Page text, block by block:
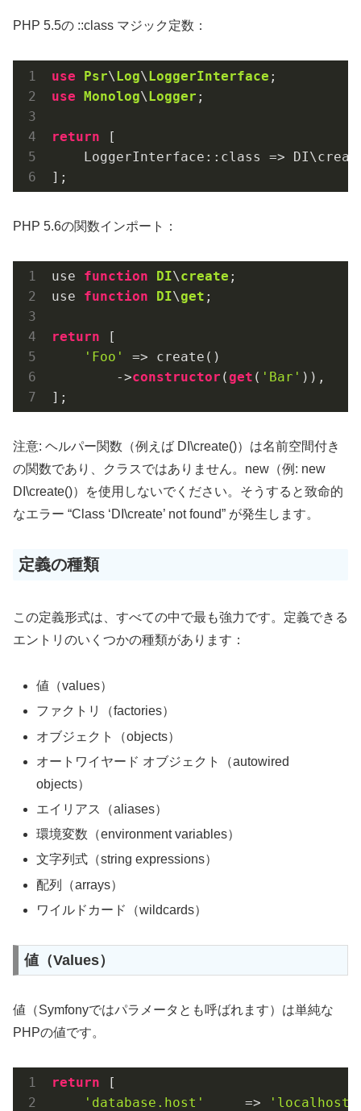
PHP 5.5の ::class マジック定数：
use Psr\Log\LoggerInterface
use Monolog\Logger ;
return [
LoggerInterface::class =>
];
PHP 5.6の関数インポート：
use function DI\create ;
use function DI\get ;
return [
'Foo'
=> create()
        ->
constructor (get ( 'Bar' ) ),
];
注意: ヘルパー関数（例えば DI\create()）は名前空間付き
の関数であり、クラスではありません。new（例: new
DI\create()）を使用しないでください。そうすると致命的
なエラー “Class ‘DI\create’ not found” が発生します。
定義の種類
この定義形式は、すべての中で最も強力です。定義できる
エントリのいくつかの種類があります：
値（values）
ファクトリ（factories）
オブジェクト（objects）
オートワイヤード オブジェクト（autowired
objects）
エイリアス（aliases）
環境変数（environment variables）
文字列式（string expressions）
配列（arrays）
ワイルドカード（wildcards）
値（Values）
値（Symfonyではパラメータとも呼ばれます）は単純な
PHPの値です。
return [
'database.host'
     =>
'localhost'